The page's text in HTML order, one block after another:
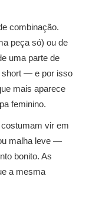
combinação.
peça só) ou de
uma parte de
short — e por isso
mais aparece
feminino.
vir em
malha leve —
bonito. As
a mesma